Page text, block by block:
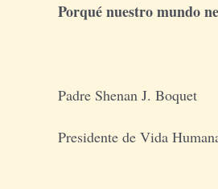
Porqué nuestro mundo
Padre Shenan J. Boquet
Presidente de Vida